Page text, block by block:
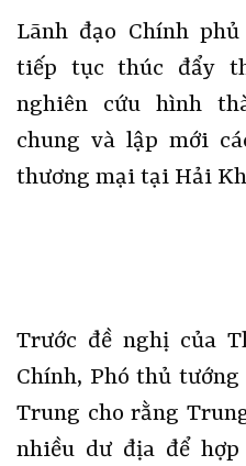
Lãnh đạo Chính
tiếp tục thúc đẩy
nghiên cứu hình
chung và lập mới
thương mại tại Hải
Trước đề nghị của
Chính, Phó thủ
Trung cho rằng
nhiều dư địa để